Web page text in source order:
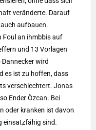
veränderte. Darauf
aufbauen.
Foul an ihmbbis auf
und 13 Vorlagen
wird
es ist zu hoffen, dass
verschlechtert. Jonas
Ender Özcan. Bei
oder kranken ist davon
einsatzfähig sind.